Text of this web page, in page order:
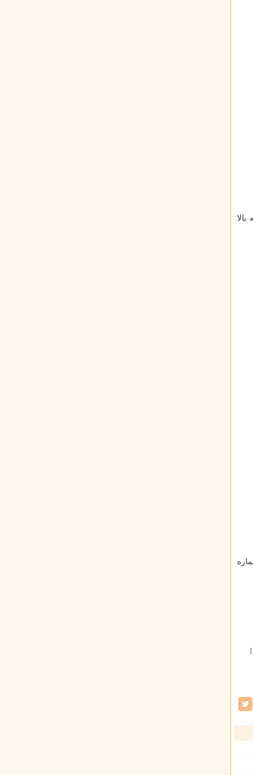
می برند و رم ۱.۵ گیگابایت به بالا